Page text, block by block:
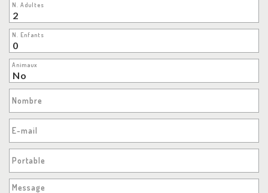
N. Adultes
N. Enfants
Animaux
Nombre
E-mail
Portable
Message